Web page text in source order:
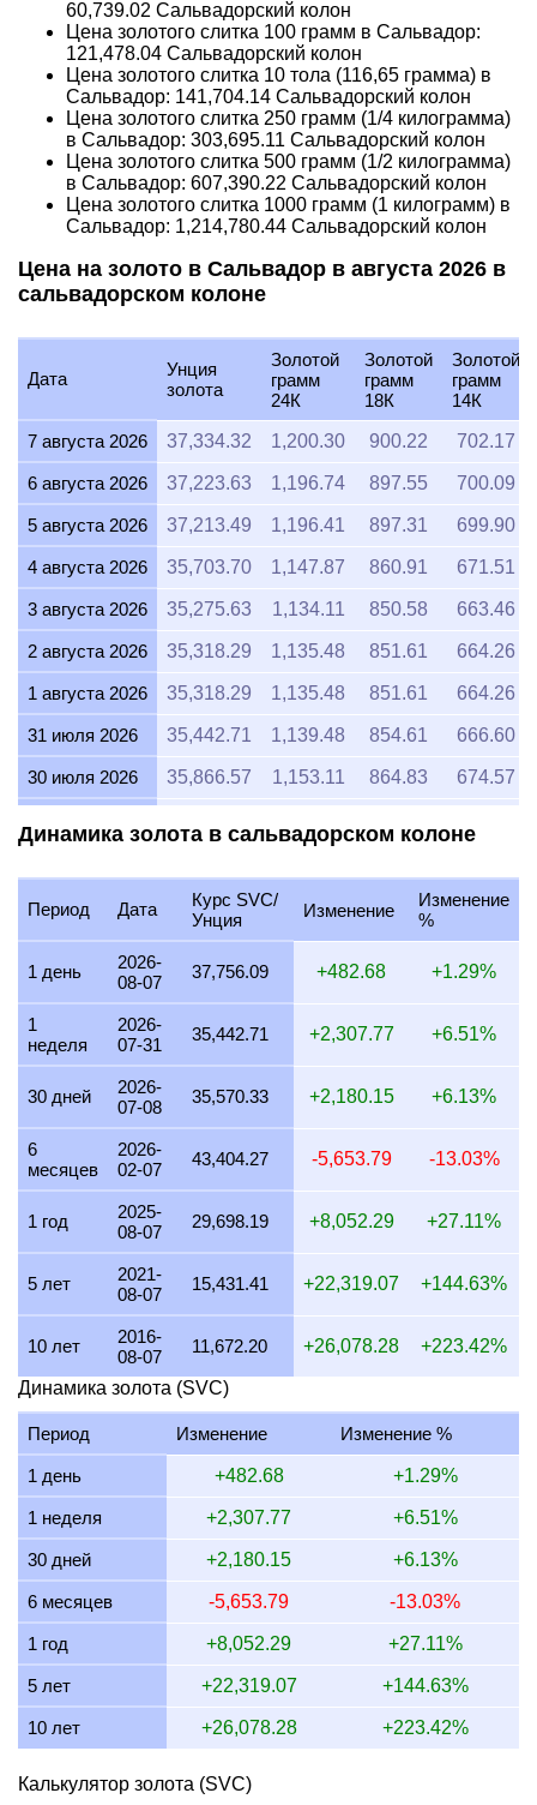
60,739.02 Сальвадорский колон
Цена золотого слитка 100 грамм в Сальвадор:
121,478.04 Сальвадорский колон
Цена золотого слитка 10 тола (116,65 грамма) в
Сальвадор: 141,704.14 Сальвадорский колон
Цена золотого слитка 250 грамм (1/4 килограмма)
в Сальвадор: 303,695.11 Сальвадорский колон
Цена золотого слитка 500 грамм (1/2 килограмма)
в Сальвадор: 607,390.22 Сальвадорский колон
Цена золотого слитка 1000 грамм (1 килограмм) в
Сальвадор: 1,214,780.44 Сальвадорский колон
Цена на золото в Сальвадор в августа 2026 в
сальвадорском колоне
Дата
Унция
золота
Золотой
грамм
24К
Золотой
грамм
18К
Золотой
грамм
14К
7 августа 2026
37,334.32 1,200.30 900.22 702.17
6 августа 2026 37,223.63 1,196.74 897.55 700.09
5 августа 2026 37,213.49 1,196.41 897.31 699.90
4 августа 2026 35,703.70 1,147.87 860.91 671.51
3 августа 2026 35,275.63 1,134.11 850.58 663.46
2 августа 2026 35,318.29 1,135.48 851.61 664.26
1 августа 2026 35,318.29 1,135.48 851.61 664.26
31 июля 2026 35,442.71 1,139.48 854.61 666.60
30 июля 2026 35,866.57 1,153.11 864.83 674.57
27 июля 2026 35,719.08 1,148.37 861.28 671.80
26 июля 2026 35,435.55 1,139.25 854.44 666.46
25 июля 2026 35,435.55
24 июля 2026 35,558.51 1,143.21 857.40 668.78
23 июля 2026 35,429.52 1,139.06
22 июля 2026
21 июля 2026 35,570.26 1,143.58 857.69 669.00
20 июля 2026 34,999.56 1,125.24
19 июля 2026
18 июля 2026 35,096.90 1,128.37 846.27 660.09
17 июля 2026 35,127.91 1,129.36
16 июля 2026
15 июля 2026 35,564.28 1,143.39 857.54 668.88
14 июля 2026
13 июля 2026
12 июля 2026 36,044.94
11 июля 2026 36,044.94
10 июля 2026 35,870.83
9 июля 2026 36,150.40
Динамика золота в сальвадорском колоне
Период Дата
Курс SVC/
Унция
Изменение
Изменение
%
1 день
2026-
08-07
37,756.09 +482.68 +1.29%
1
неделя
2026-
07-31
35,442.71 +2,307.77 +6.51%
30 дней
2026-
07-08
35,570.33 +2,180.15 +6.13%
6
месяцев
2026-
02-07
43,404.27 -5,653.79 -13.03%
1 год
2025-
08-07
29,698.19 +8,052.29 +27.11%
5 лет
2021-
08-07
15,431.41 +22,319.07 +144.63%
10 лет
2016-
08-07
11,672.20 +26,078.28 +223.42%
Динамика золота (SVC)
Период Изменение Изменение %
1 день +482.68 +1.29%
1 неделя +2,307.77 +6.51%
30 дней +2,180.15 +6.13%
6 месяцев -5,653.79 -13.03%
1 год +8,052.29 +27.11%
5 лет +22,319.07 +144.63%
10 лет +26,078.28 +223.42%
Калькулятор золота (SVC)